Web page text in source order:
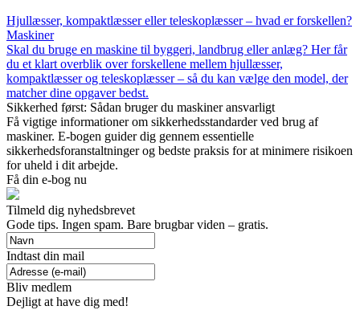
Hjullæsser, kompaktlæsser eller teleskoplæsser – hvad er forskellen?
Maskiner
Skal du bruge en maskine til byggeri, landbrug eller anlæg? Her får
du et klart overblik over forskellene mellem hjullæsser,
kompaktlæsser og teleskoplæsser – så du kan vælge den model, der
matcher dine opgaver bedst.
Sikkerhed først: Sådan bruger du maskiner ansvarligt
Få vigtige informationer om sikkerhedsstandarder ved brug af
maskiner. E-bogen guider dig gennem essentielle
sikkerhedsforanstaltninger og bedste praksis for at minimere risikoen
for uheld i dit arbejde.
Få din e-bog nu
Tilmeld dig nyhedsbrevet
Gode tips. Ingen spam. Bare brugbar viden – gratis.
Indtast din mail
Bliv medlem
Dejligt at have dig med!